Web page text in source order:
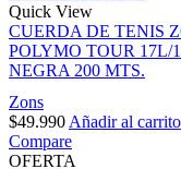
Quick View
CUERDA DE TENIS
POLYMO TOUR 17L/
NEGRA 200 MTS.
Zons
$49.990 Añadir al carrito
Compare
OFERTA